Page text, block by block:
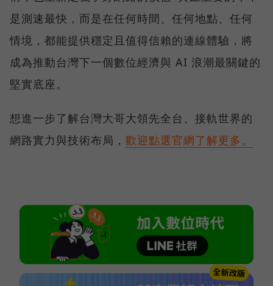
是測速最快，而是在任何時間、任何地點、任何
情境，都能提供穩定且值得信賴的連線體驗，將
成為推動台灣下一個數位經濟與 AI 浪潮最關鍵的
堅實底座。
想進一步了解台灣大哥大領先全台、接軌世界的
網路實力與技術布局， 歡迎點選官網了解更多。